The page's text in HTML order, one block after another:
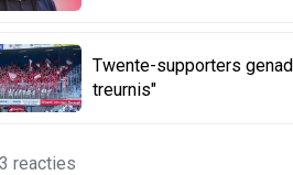
Twente-supporters
treurnis"
reacties